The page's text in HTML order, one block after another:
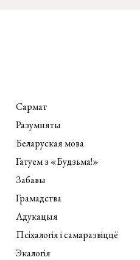
Сармат
Разумняты
Беларуская мова
Гатуем з «Будзьма!»
Забавы
Грамадства
Адукацыя
Псіхалогія і самаразвіццё
Экалогія